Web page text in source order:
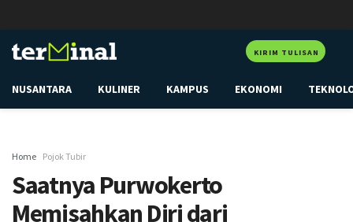
KIRIM TULISAN
NUSANTARA KULINER KAMPUS EKONOMI
Home Pojok Tubir
Saatnya Purwokerto
Memisahkan Diri dari